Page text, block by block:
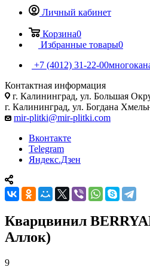
Личный кабинет
Корзина0
Избранные товары0
+7 (4012) 31-22-00
Контактная информация
г. Калининград, ул. Большая
г. Калининград, ул. Богдана
mir-plitki@mir-plitki.com
Вконтакте
Telegram
Яндекс.Дзен
Кварцвинил
Аллок)
9